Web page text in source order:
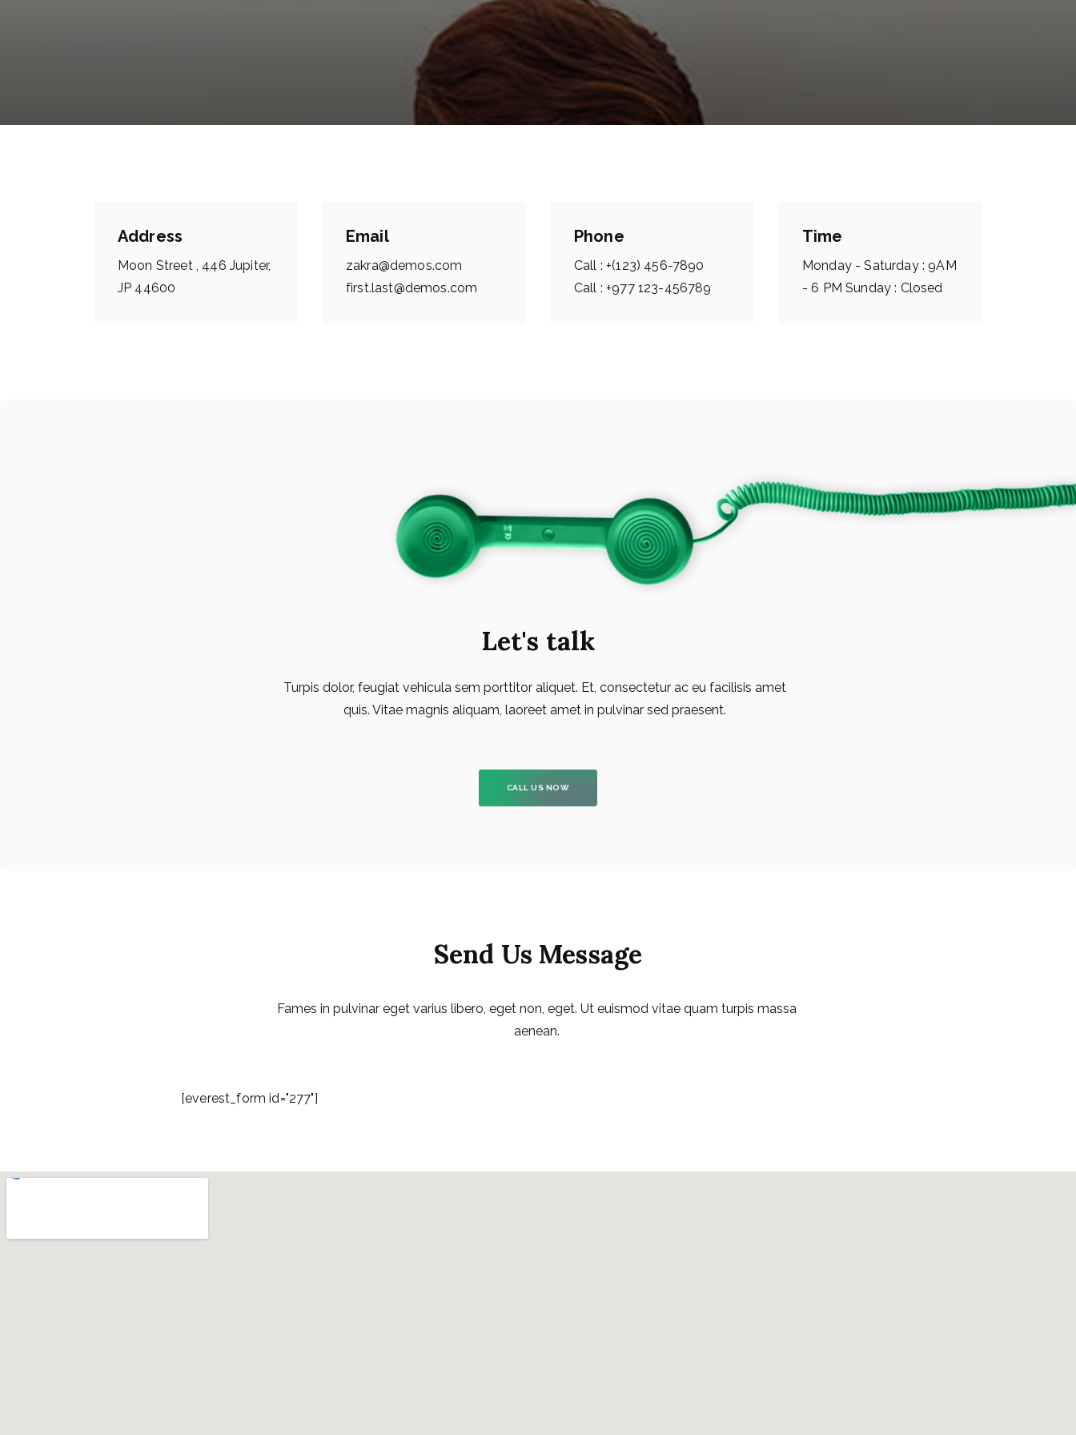
Address
Moon Street , 446 Jupiter,
JP 44600
Email
zakra@demos.com
first.last@demos.com
Phone
Call : +(123) 456-7890
Call : +977 123-456789
Time
Monday - Saturday : 9AM
- 6 PM Sunday : Closed
Let's talk
Turpis dolor, feugiat vehicula sem porttitor aliquet. Et, consectetur ac eu facilisis amet
quis. Vitae magnis aliquam, laoreet amet in pulvinar sed praesent.
CALL US NOW
Send Us Message
Fames in pulvinar eget varius libero, eget non, eget. Ut euismod vitae quam turpis massa
aenean.
[everest_form id="277"]